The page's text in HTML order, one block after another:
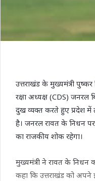
उत्तराखंड के मुख्यमंत्री पुष्कर
रक्षा अध्यक्ष (CDS)
दुख व्यक्त करते हुए प्रदेश में
है। जनरल रावत के निधन
का राजकीय शोक रहेगा।
मुख्यमंत्री ने रावत के निधन
कहा कि उत्तराखंड को अपने